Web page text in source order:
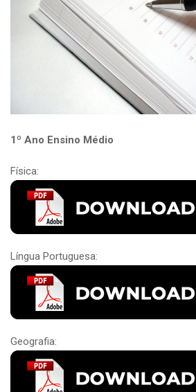
1º Ano Ensino Médio
Física:
Língua Portuguesa:
Geografia: